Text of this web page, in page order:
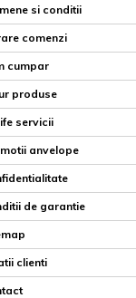
si conditii
comenzi
cumpar
produse
servicii
anvelope
de garantie
clienti